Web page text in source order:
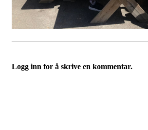
Logg inn for å skrive en kommentar.